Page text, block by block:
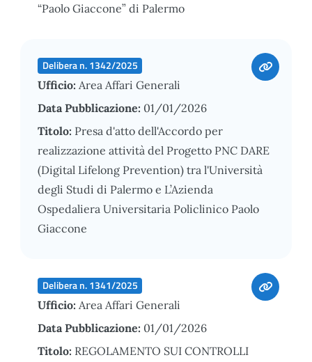
“Paolo Giaccone” di Palermo
Delibera n. 1342/2025
Ufficio: Area Affari Generali
Data Pubblicazione: 01/01/2026
Titolo: Presa d'atto dell'Accordo per
realizzazione attività del Progetto PNC DARE
(Digital Lifelong Prevention) tra l'Università
degli Studi di Palermo e L’Azienda
Ospedaliera Universitaria Policlinico Paolo
Giaccone
Delibera n. 1341/2025
Ufficio: Area Affari Generali
Data Pubblicazione: 01/01/2026
Titolo: REGOLAMENTO SUI CONTROLLI